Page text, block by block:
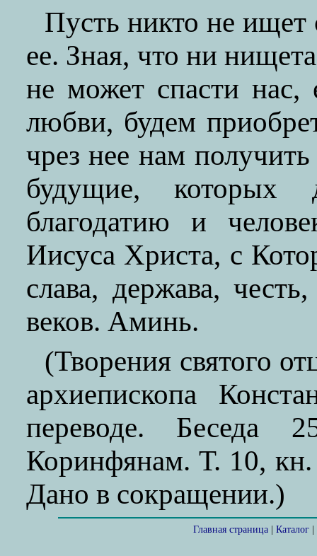
Пусть никто не ищет
ее. Зная, что ни
не может спасти
любви, будем
чрез нее нам
будущие,
благодатию и
Иисуса Христа, с
слава, держава,
веков. Аминь.
(Творения святого
архиепископа
переводе. Беседа
Коринфянам. Т. 10,
Дано в сокращении.)
Главная страница Каталог